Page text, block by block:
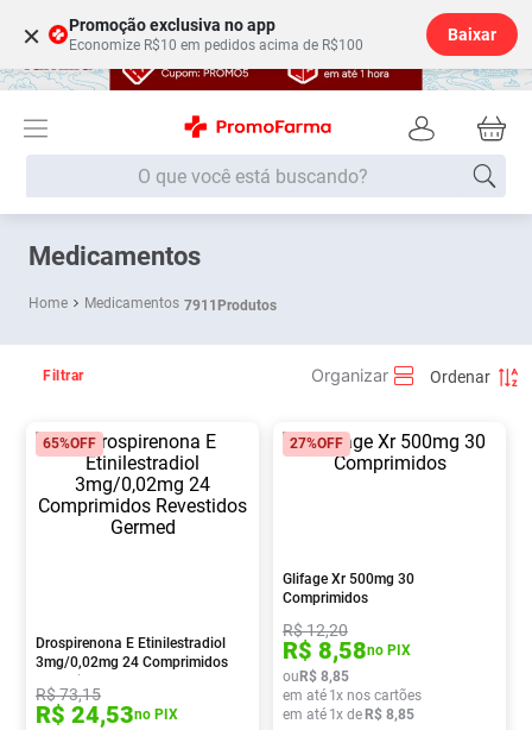
× Promoção exclusiva no app
Economize R$10 em pedidos acima de R$100
Baixar
O que você está buscando?
Medicamentos
Medicamentos 7911Produtos
Filtrar
65%OFF
Drospirenona E Etinilestradiol
3mg/0,02mg 24 Comprimidos
Revestidos Germed
R$73,15
R$ 24,53no PIX
27%OFF
Glifage Xr 500mg 30
Comprimidos
R$12,20
R$ 8,58no PIX
ouR$ 8,85
em até 1x nos cartões
em até 1x deR$ 8,85
Termos mais buscados
1 º Fralda
3º
5º Fralda G
6º Shampoo
Desodorante
10º Vitamina D